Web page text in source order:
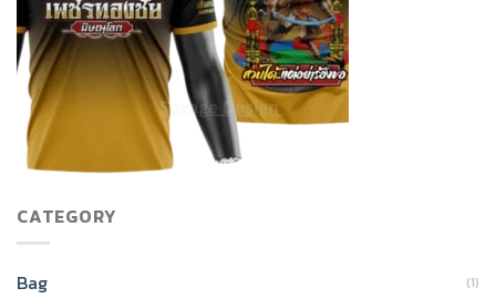
CATEGORY
Bag (1)